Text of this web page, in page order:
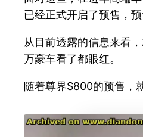
已经正式开启了预售，
从目前透露的信息来看
万豪车看了都眼红。
随着尊界S800的预售，